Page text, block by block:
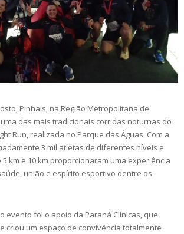
Pinhais, na Região Metropolitana de
das mais tradicionais corridas noturnas do
Run, realizada no Parque das Águas. Com a
3 mil atletas de diferentes níveis e
km e 10 km proporcionaram uma experiência
união e espírito esportivo dentre os
evento foi o apoio da Paraná Clínicas, que
criou um espaço de convivência totalmente